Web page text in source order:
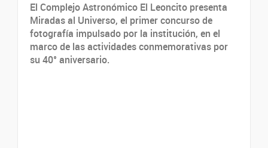
El Complejo Astronómico El Leoncito presenta
Miradas al Universo, el primer concurso de
fotografía impulsado por la institución, en el
marco de las actividades conmemorativas por
su 40° aniversario.